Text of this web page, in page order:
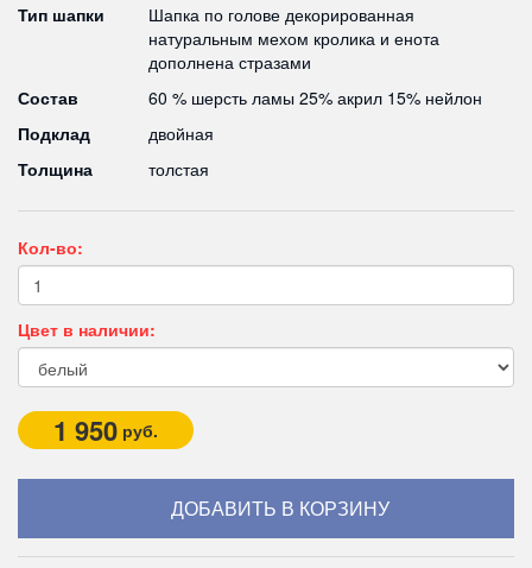
Тип шапки
Шапка по голове декорированная
натуральным мехом кролика и енота
дополнена стразами
Состав
60 % шерсть ламы 25% акрил 15% нейлон
Подклад
двойная
Толщина
толстая
Кол-во:
Цвет в наличии:
1 950 руб.